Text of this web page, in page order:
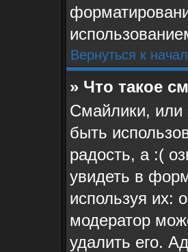
Вернуться к
» Что такое
Смайлики, или
быть
радость, а :(
увидеть в
используя их:
модератор
удалить его.